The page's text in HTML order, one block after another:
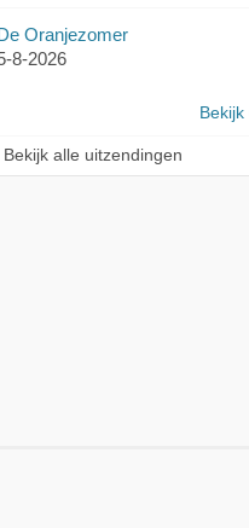
De Oranjezomer
8-2026
Bekijk alle uitzendingen